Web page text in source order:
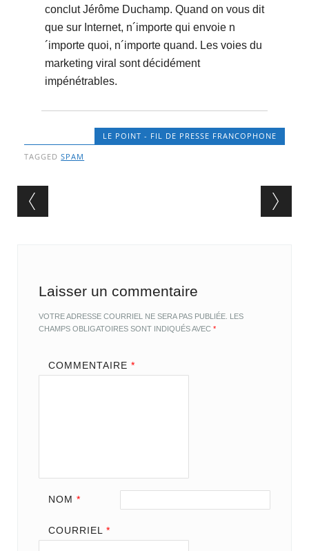
conclut Jérôme Duchamp. Quand on vous dit
que sur Internet, n´importe qui envoie n
´importe quoi, n´importe quand. Les voies du
marketing viral sont décidément
impénétrables.
LE POINT - FIL DE PRESSE FRANCOPHONE
TAGGEDSPAM
Post navigation
Laisser un commentaire
VOTRE ADRESSE COURRIEL NE SERA PAS PUBLIÉE. LES
CHAMPS OBLIGATOIRES SONT INDIQUÉS AVEC*
COMMENTAIRE *
NOM *
COURRIEL *